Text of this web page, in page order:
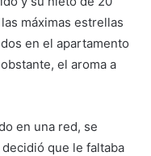
máximas estrellas
en el apartamento
el aroma a
en una red, se
que le faltaba